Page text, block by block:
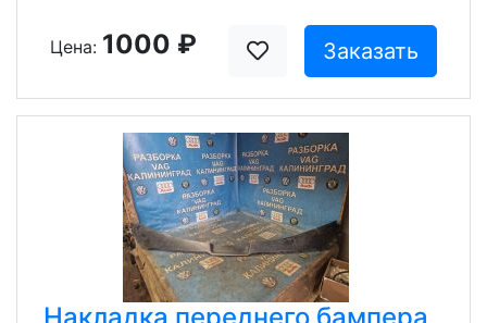
Цена: 1000 ₽ Заказать